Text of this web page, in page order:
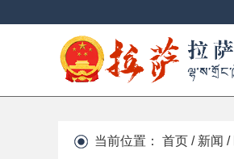
当前位置： 首页 / 新闻 /